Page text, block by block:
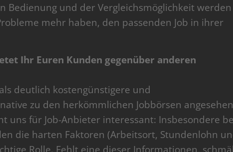
Bedienung und der Vergleichsmöglichkeit werden
mehr haben, den passenden Job in ihrer
Ihr Euren Kunden gegenüber anderen
deutlich kostengünstigere und
zu den herkömmlichen Jobbörsen
uns für Job-Anbieter interessant: Insbesondere
die harten Faktoren (Arbeitsort, Stundenlohn